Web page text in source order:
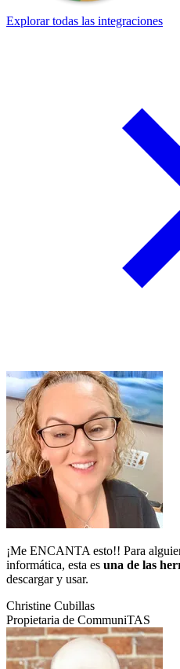
Explorar todas las integraciones
¡Me ENCANTA esto!! Para
informática, esta es una de las
descargar y usar.
Christine Cubillas
Propietaria de CommuniTAS